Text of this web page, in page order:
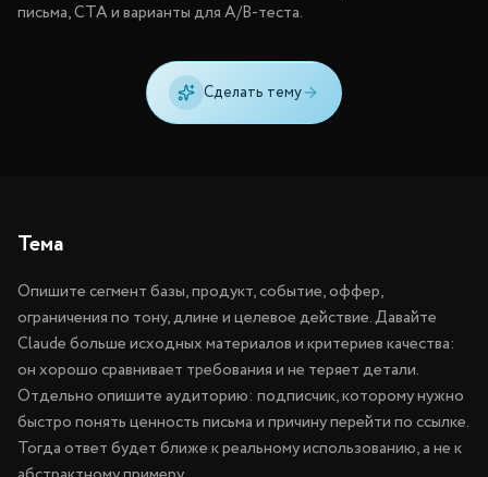
письма, CTA и варианты для A/B-теста.
Сделать тему
Тема
Опишите сегмент базы, продукт, событие, оффер,
ограничения по тону, длине и целевое действие. Давайте
Claude больше исходных материалов и критериев качества:
он хорошо сравнивает требования и не теряет детали.
Отдельно опишите аудиторию: подписчик, которому нужно
быстро понять ценность письма и причину перейти по ссылке.
Тогда ответ будет ближе к реальному использованию, а не к